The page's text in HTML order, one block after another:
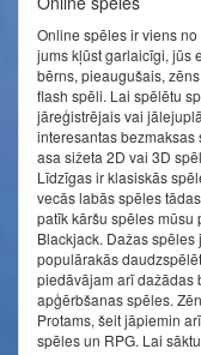
Online spēles ir viens
jums kļūst garlaicīgi, jūs
bērns, pieaugušais,
flash spēli. Lai spēlētu
jāreģistrējais vai
interesantas
asa sižeta 2D vai 3D
Līdzīgas ir klasiskās
vecās labās spēles
patīk kāršu spēles mūsu
Blackjack. Dažas
populārakās
piedāvājam arī dažādas
apģērbšanas spēles.
Protams, šeit jāpiemin
spēles un RPG. Lai